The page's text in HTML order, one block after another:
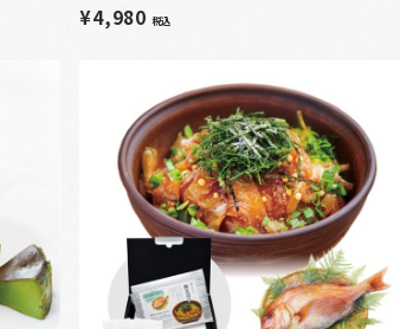
¥4,980 税込